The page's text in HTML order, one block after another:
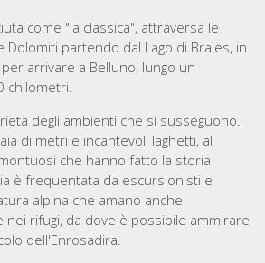
come "la classica", attraversa le
partendo dal Lago di Braies, in
arrivare a Belluno, lungo un
chilometri.
degli ambienti che si susseguono.
di metri e incantevoli laghetti, al
che hanno fatto la storia
è frequentata da escursionisti e
alpina che amano anche
rifugi, da dove è possibile ammirare
dell'Enrosadira.